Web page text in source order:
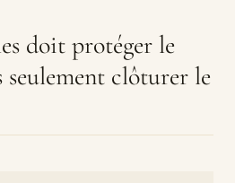
doit protéger le
clôturer le